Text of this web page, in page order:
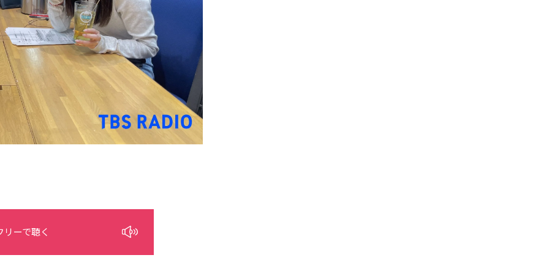
リーで聴く